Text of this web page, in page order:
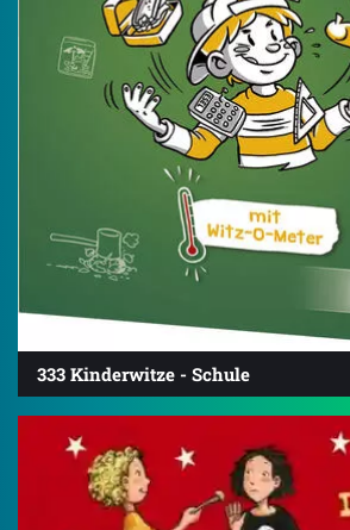
333 Kinderwitze - Schule